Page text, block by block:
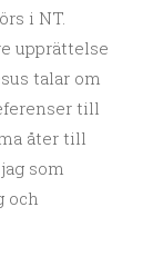
i NT.
upprättelse
talar om
till
åter till
som
och